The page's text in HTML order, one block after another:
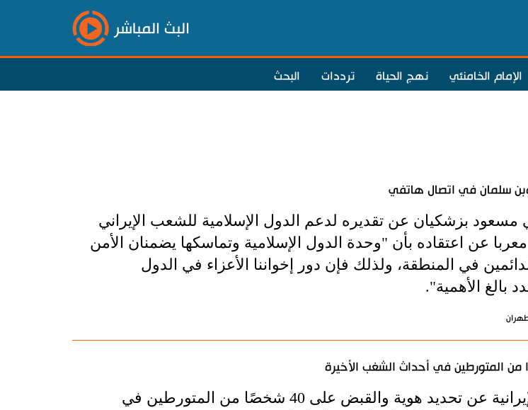
البث المباشر
الإمام الخامنئي نهج الحياة ترددات البحث
سلمان في اتصال هاتفي
مسعود بزشكيان عن تقديره لدعم الدول الإسلامية للشعب الإيراني
عن اعتقاده بأن "وحدة الدول الإسلامية وتماسكها يضمنان الأمن
في المنطقة، ولذلك فإن دور إخواننا الأعزاء في الدول
بالغ الأهمية".
من المتورطين في أحداث الشغب الأخيرة
أعلنت وزارة الأمن الإيرانية عن تحديد هوية والقبض على 40 شخصًا من المتورطين في